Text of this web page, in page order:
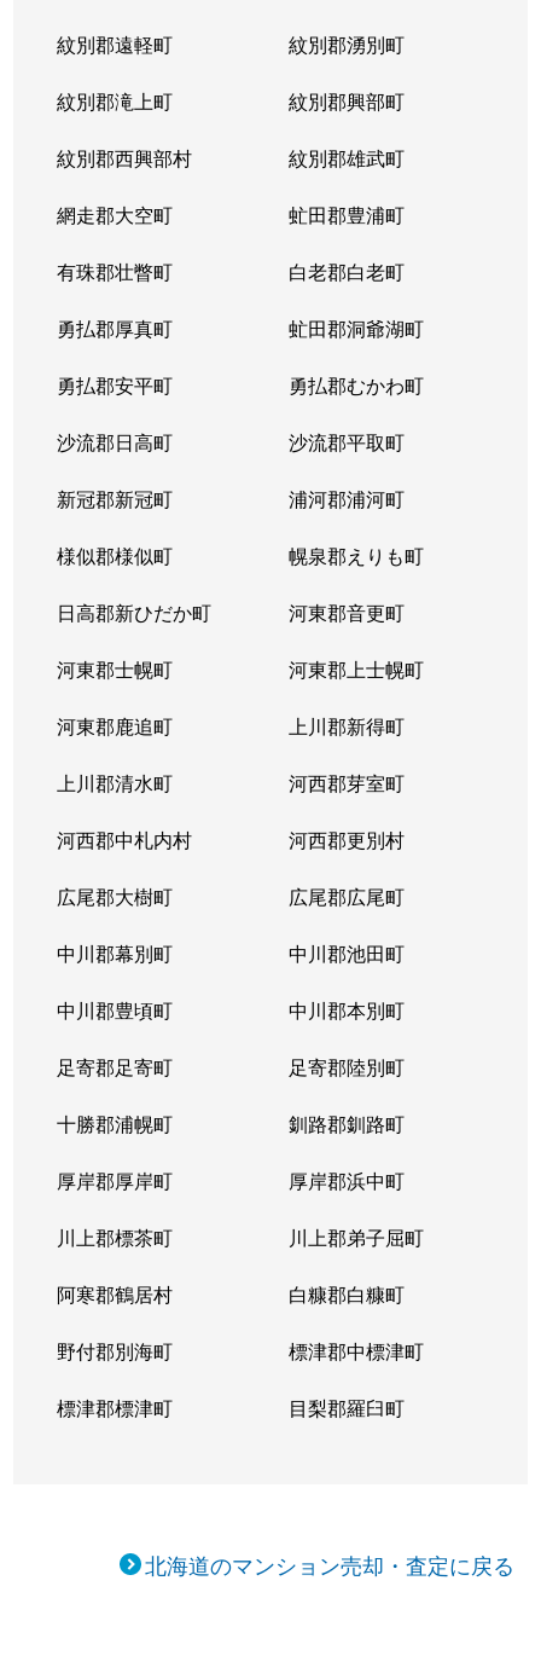
紋別郡遠軽町 紋別郡湧別町
紋別郡滝上町 紋別郡興部町
紋別郡西興部村 紋別郡雄武町
網走郡大空町 虻田郡豊浦町
有珠郡壮瞥町 白老郡白老町
勇払郡厚真町 虻田郡洞爺湖町
勇払郡安平町 勇払郡むかわ町
沙流郡日高町 沙流郡平取町
新冠郡新冠町 浦河郡浦河町
様似郡様似町 幌泉郡えりも町
日高郡新ひだか町 河東郡音更町
河東郡士幌町 河東郡上士幌町
河東郡鹿追町 上川郡新得町
上川郡清水町 河西郡芽室町
河西郡中札内村 河西郡更別村
広尾郡大樹町 広尾郡広尾町
中川郡幕別町 中川郡池田町
中川郡豊頃町 中川郡本別町
足寄郡足寄町 足寄郡陸別町
十勝郡浦幌町 釧路郡釧路町
厚岸郡厚岸町 厚岸郡浜中町
川上郡標茶町 川上郡弟子屈町
阿寒郡鶴居村 白糠郡白糠町
野付郡別海町 標津郡中標津町
標津郡標津町 目梨郡羅臼町
北海道のマンション売却・査定に戻る